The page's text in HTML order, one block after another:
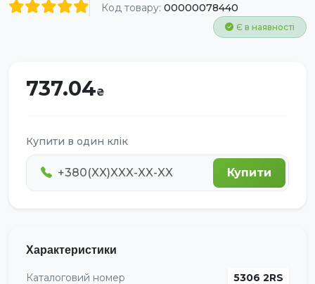
Код товару: 00000078440
Є в наявності
737.04
Купити в один клік
Купити
Характеристики
Каталоговий номер
5306 2RS